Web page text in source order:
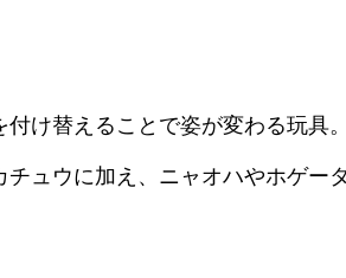
け替えることで姿が変わる玩具
ュウに加え、ニャオハやホゲー